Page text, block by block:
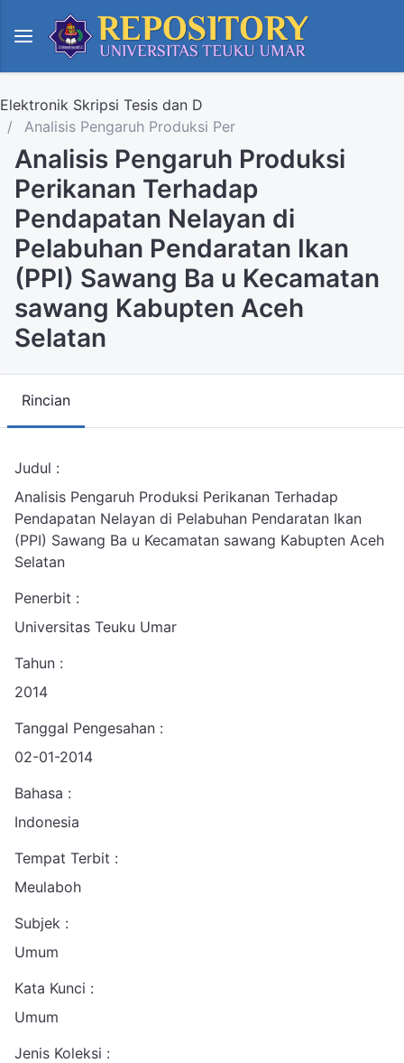
Elektronik Skripsi Tesis dan D
Analisis Pengaruh Produksi Per
Analisis Pengaruh Produksi
Perikanan Terhadap
Pendapatan Nelayan di
Pelabuhan Pendaratan Ikan
(PPI) Sawang Ba u Kecamatan
sawang Kabupten Aceh
Selatan
Rincian
Judul :
Analisis Pengaruh Produksi Perikanan Terhadap
Pendapatan Nelayan di Pelabuhan Pendaratan Ikan
(PPI) Sawang Ba u Kecamatan sawang Kabupten Aceh
Selatan
Penerbit :
Universitas Teuku Umar
Tahun :
2014
Tanggal Pengesahan :
02-01-2014
Bahasa :
Indonesia
Tempat Terbit :
Meulaboh
Subjek :
Umum
Kata Kunci :
Umum
Jenis Koleksi :